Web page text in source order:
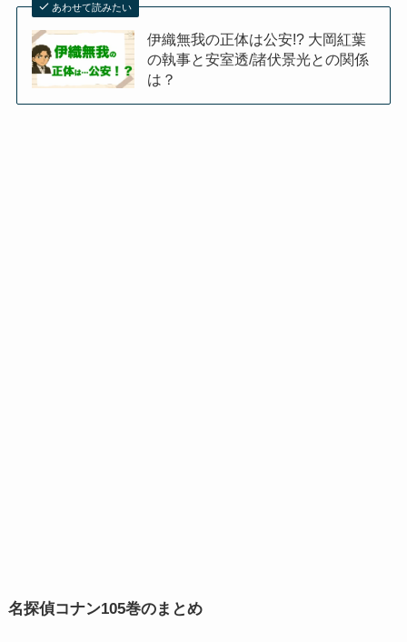
あわせて読みたい
伊織無我の正体は公安!? 大岡紅葉
の執事と安室透/諸伏景光との関係
は？
名探偵コナン105巻のまとめ